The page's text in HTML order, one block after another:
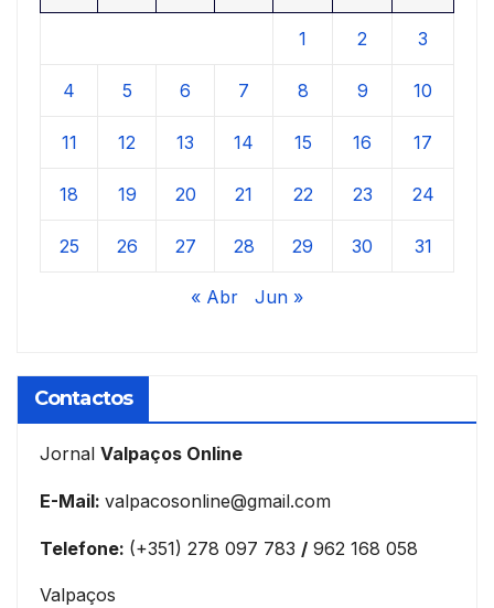
1 2 3
4 5 6 7 8 9 10
11 12 13 14 15 16 17
18 19 20 21 22 23 24
25 26 27 28 29 30 31
« Abr Jun »
Contactos
Jornal Valpaços Online
E-Mail: valpacosonline@gmail.com
Telefone: (+351) 278 097 783 / 962 168 058
Valpaços